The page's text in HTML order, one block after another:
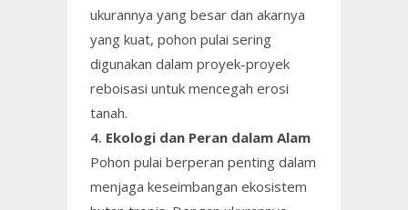
ukurannya yang besar dan akarnya
yang kuat, pohon pulai sering
digunakan dalam proyek-proyek
reboisasi untuk mencegah erosi
tanah.
4. Ekologi dan Peran dalam Alam
Pohon pulai berperan penting dalam
menjaga keseimbangan ekosistem